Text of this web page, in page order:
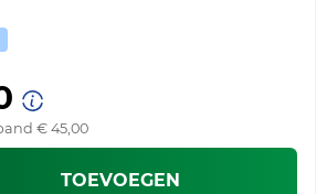
€ 45,00
TOEVOEGEN